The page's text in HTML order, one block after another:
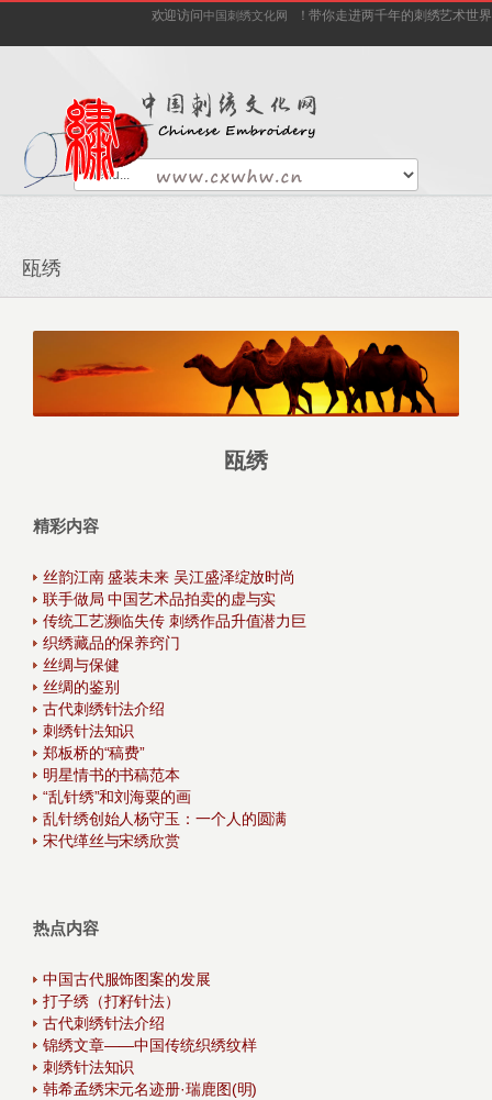
欢迎访问中国刺绣文化网 ！带你走进两千年的刺绣艺术世界
瓯绣
瓯绣
精彩内容
丝韵江南 盛装未来 吴江盛泽绽放时尚
联手做局 中国艺术品拍卖的虚与实
传统工艺濒临失传 刺绣作品升值潜力巨
织绣藏品的保养窍门
丝绸与保健
丝绸的鉴别
古代刺绣针法介绍
刺绣针法知识
郑板桥的“稿费”
明星情书的书稿范本
“乱针绣”和刘海粟的画
乱针绣创始人杨守玉：一个人的圆满
宋代缂丝与宋绣欣赏
热点内容
中国古代服饰图案的发展
打子绣（打籽针法）
古代刺绣针法介绍
锦绣文章——中国传统织绣纹样
刺绣针法知识
韩希孟绣宋元名迹册·瑞鹿图(明)